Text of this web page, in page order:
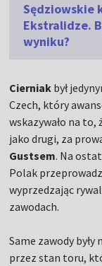
Sędziowskie
Ekstralidze.
wyniku?
Cierniak był
Czech, który
wskazywało na
jako drugi, za
Gustsem. Na
Polak
wyprzedzając
zawodach.
Same zawody
przez stan toru,